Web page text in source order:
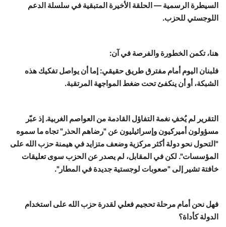
السيطرة الرسمية — الحلقة الأخيرة المتبقية في سلسلة الدعم
اللوجستي للحزب.
هنا، تكمن الخطورة والفرصة في آن:
فلبنان اليوم أمام مفترق طريق حقيقي: إما أن يواصل تفكيك هذه
الشبكة، أو أن ينكفئ تحت ضغط المواجهة المرتقبة.
التقرير لم يُخفِ نغمة التفاؤل القادمة من العواصم الغربية. إذ عبّر
مسؤولون أميركيون وإسرائيليون عن "رضاهم الحذر" تجاه ما سموه
"التحول نحو دولة أكثر مركزية وضعف متزايد في هيمنة حزب الله على
المؤسسات". لكن في المقابل، لم يصدر عن الحزب سوى تعليقات
خافتة تشير إلى "صعوبات لوجستية جديدة في المطار".
فهل نحن أمام مرحلة تحجيم فعلي لقدرة حزب الله على استخدام
الدولة كأداة؟